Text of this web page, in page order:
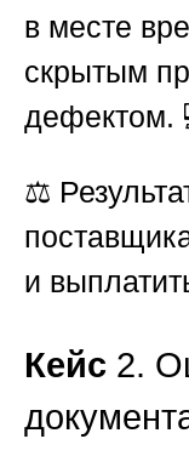
в месте
скрытым
дефектом.
⚖️
и
Кейс 2.